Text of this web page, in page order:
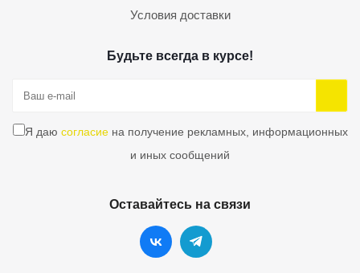
Условия доставки
Будьте всегда в курсе!
Я даю согласиена получение рекламных, информационных
и иных сообщений
Оставайтесь на связи